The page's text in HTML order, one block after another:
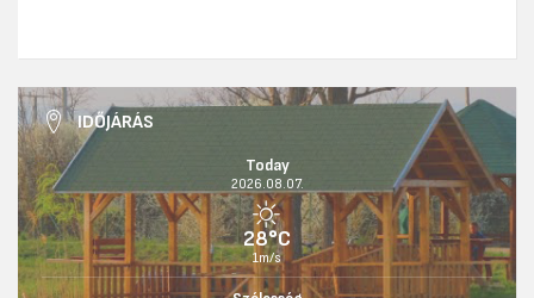
IDŐJÁRÁS
Today
2026.08.07.
28°C
1m/s